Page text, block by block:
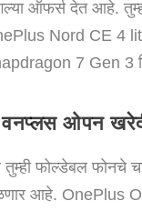
ऑफर्स देत आहे.
Nord CE 4 lite
7 Gen 3
ओपन खरेदी
फोल्डेबल फोनचे
आहे. OnePlus